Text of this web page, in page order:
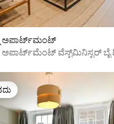
ಅಪಾರ್ಟ್‌ಮಂಟ್
ವೆಸ್ಟ್‌ಮಿನಿಸ್ಟರ್ ಬೈ